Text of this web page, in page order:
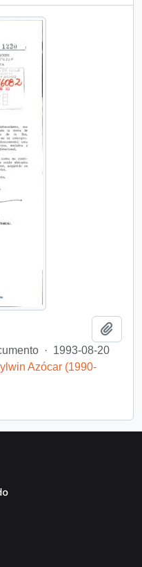
· 1993-08-20
Azócar (1990-